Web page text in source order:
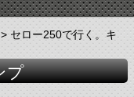
セロー250で行く。キ
プ